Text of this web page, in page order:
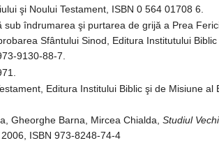
şi Noului Testament, ISBN 0 564 01708 6.
îndrumarea şi purtarea de grijă a Prea
Sfântului Sinod, Editura Institutului
9130-88-7.
Editura Institului Biblic şi de Misiune al
Gheorghe Barna, Mircea Chialda, Studiul
ISBN 973-8248-74-4